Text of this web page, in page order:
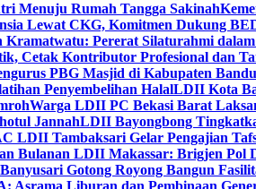
Menuju Rumah Tangga Sakinah
Lewat CKG, Komitmen Dukung
Pererat Silaturahmi dalam
Cetak Kontributor Profesional dan
PBG Masjid di Kabupaten
Penyembelihan HalalLDII Kota
Warga LDII PC Bekasi Barat
JannahLDII Bayongbong
LDII Tambaksari Gelar Pengajian
Bulanan LDII Makassar: Brigjen Pol
Gotong Royong Bangun
Asrama Liburan dan Pembinaan